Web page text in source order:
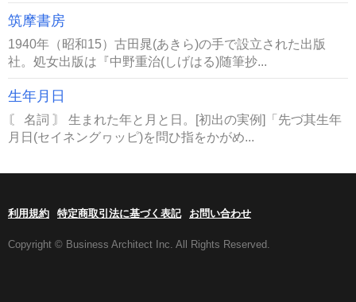
筑摩書房
1940年（昭和15）古田晁(あきら)の手で設立された出版
社。処女出版は『中野重治(しげはる)随筆抄...
生年月日
〘 名詞 〙 生まれた年と月と日。[初出の実例]「先づ其生年
月日(セイネングヮッピ)を問ひ指をかがめ...
利用規約 特定商取引法に基づく表記 お問い合わせ
Copyright © Business Architect Inc. All Rights Reserved.